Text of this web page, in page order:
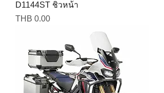
D1144ST ชิวหน้า
Price
THB 0.00